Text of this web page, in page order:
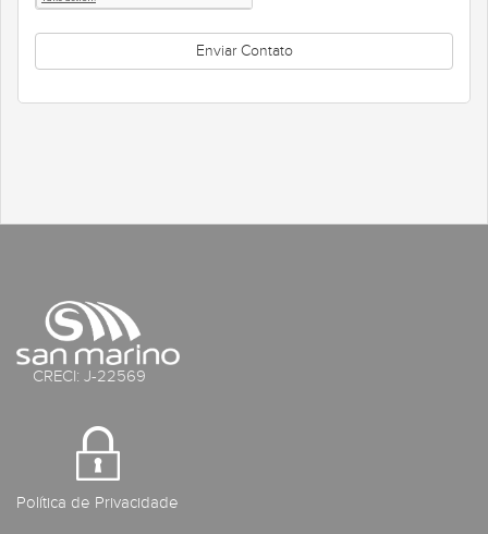
CRECI: J-22569
Política de Privacidade